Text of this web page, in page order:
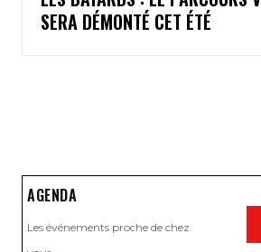
SERA DÉMONTÉ CET ÉTÉ
AGENDA
Les événements proche de chez